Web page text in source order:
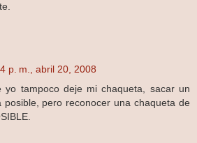
p. m., abril 20, 2008
yo tampoco deje mi chaqueta, sacar un
posible, pero reconocer una chaqueta de